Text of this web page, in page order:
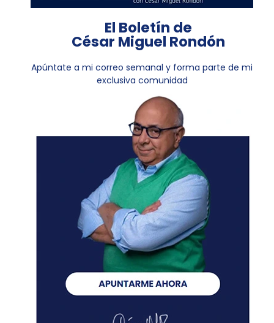
El Boletín de
César Miguel Rondón
Apúntate a mi correo semanal y forma parte de mi
exclusiva comunidad